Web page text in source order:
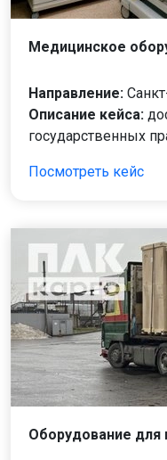
Медицинское
Направление:
Описание кейса:
государственных
Посмотреть кейс
Оборудование для